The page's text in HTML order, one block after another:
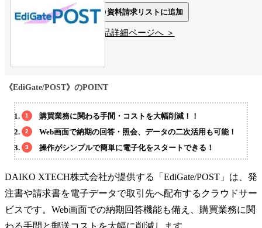
資料請求リストに追加
製品詳細ページへ ＞
《EdiGate/POST》のPOINT
購買業務に関わる手間・コストを大幅削減！！
Web画面で納期の回答・照会、データの二次活用も可能！
操作がシンプルで簡単に電子化をスタートできる！
DAIKO XTECH株式会社が提供する「EdiGate/POST」は、発
注書や請求書を電子データで取引先へ配布するクラウドサー
ビスです。Web画面での納期回答機能も備え、購買業務に関
わる手間と郵送コストを大幅に削減します。